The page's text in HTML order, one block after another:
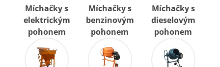
Míchačky s
elektrickým
pohonem
Míchačky s
benzinovým
pohonem
Míchačky s
dieselovým
pohonem